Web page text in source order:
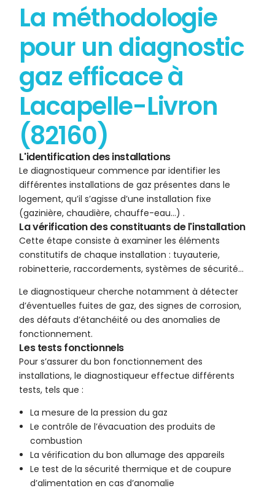
La méthodologie
pour un diagnostic
gaz efficace à
Lacapelle-Livron
(82160)
L'identification des installations
Le diagnostiqueur commence par identifier les
différentes installations de gaz présentes dans le
logement, qu’il s’agisse d’une installation fixe
(gazinière, chaudière, chauffe-eau…) .
La vérification des constituants de l'installation
Cette étape consiste à examiner les éléments
constitutifs de chaque installation : tuyauterie,
robinetterie, raccordements, systèmes de sécurité…
Le diagnostiqueur cherche notamment à détecter
d’éventuelles fuites de gaz, des signes de corrosion,
des défauts d’étanchéité ou des anomalies de
fonctionnement.
Les tests fonctionnels
Pour s’assurer du bon fonctionnement des
installations, le diagnostiqueur effectue différents
tests, tels que :
La mesure de la pression du gaz
Le contrôle de l’évacuation des produits de
combustion
La vérification du bon allumage des appareils
Le test de la sécurité thermique et de coupure
d’alimentation en cas d’anomalie